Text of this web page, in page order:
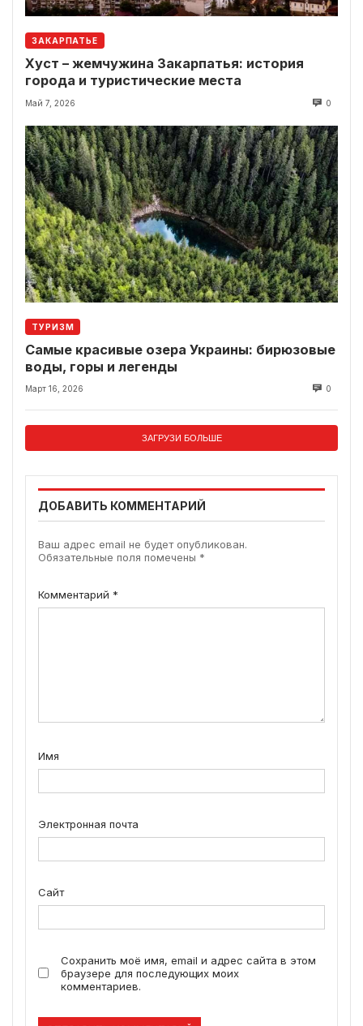
ЗАКАРПАТЬЕ
Хуст – жемчужина Закарпатья: история
города и туристические места
Май 7, 2026 0
ТУРИЗМ
Самые красивые озера Украины: бирюзовые
воды, горы и легенды
Март 16, 2026 0
ЗАГРУЗИ БОЛЬШЕ
ДОБАВИТЬ КОММЕНТАРИЙ
Ваш адрес email не будет опубликован.
Обязательные поля помечены *
Комментарий *
Имя
Электронная почта
Сайт
Сохранить моё имя, email и адрес сайта в этом
браузере для последующих моих
комментариев.